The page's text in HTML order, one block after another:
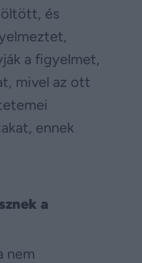
és
a figyelmet,
mivel az ott
ennek
a
nem